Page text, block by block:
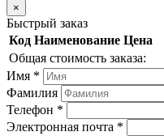
×
Быстрый заказ
Код Наименование Цена
Общая стоимость заказа:
Имя *
Фамилия
Телефон *
Электронная почта *